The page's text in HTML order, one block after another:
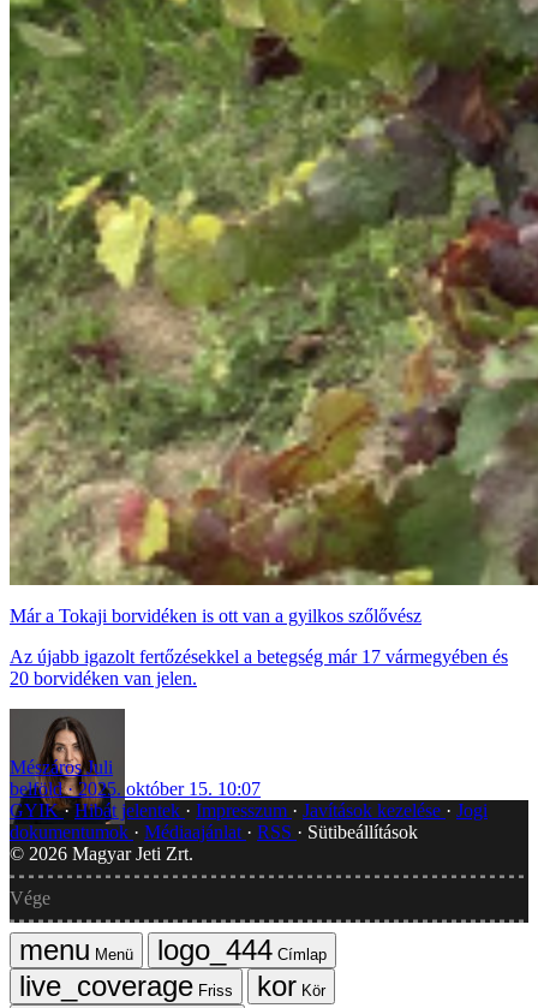
Már a Tokaji borvidéken is ott van a gyilkos szőlővész
Az újabb igazolt fertőzésekkel a betegség már 17 vármegyében és
20 borvidéken van jelen.
Mészáros Juli
belföld
2025. október 15. 10:07
GYIK Hibát jelentek Impresszum Javítások kezelése
Jogi
dokumentumok
Médiaajánlat RSS
Sütibeállítások
© 2026 Magyar Jeti Zrt.
Vége
Menü
Címlap
Friss
Kör